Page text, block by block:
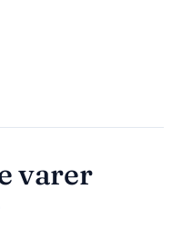
varer